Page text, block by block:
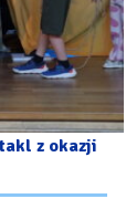
z okazji